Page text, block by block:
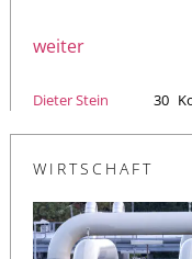
weiter
Dieter Stein 30
WIRTSCHAFT